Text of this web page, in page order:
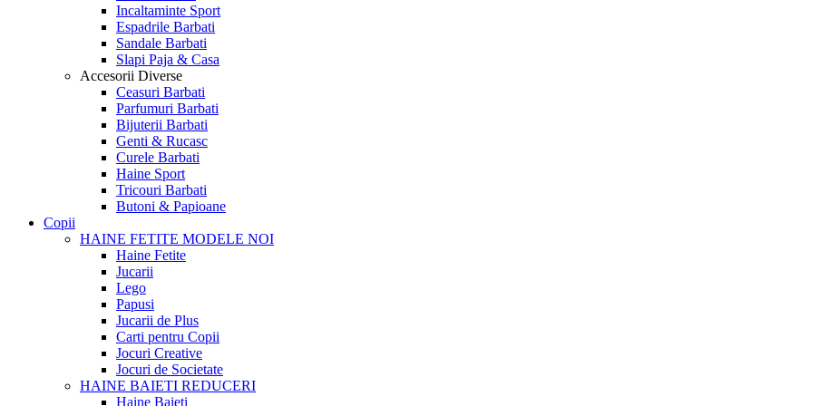
Incaltaminte Sport
Espadrile Barbati
Sandale Barbati
Slapi Paja & Casa
Accesorii Diverse
Ceasuri Barbati
Parfumuri Barbati
Bijuterii Barbati
Genti & Rucasc
Curele Barbati
Haine Sport
Tricouri Barbati
Butoni & Papioane
Copii
HAINE FETITE MODELE NOI
Haine Fetite
Jucarii
Lego
Papusi
Jucarii de Plus
Carti pentru Copii
Jocuri Creative
Jocuri de Societate
HAINE BAIETI REDUCERI
Haine Baieti